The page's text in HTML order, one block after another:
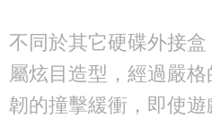
不同於其它硬碟外接
屬炫目造型，經過嚴
韌的撞擊緩衝，即使